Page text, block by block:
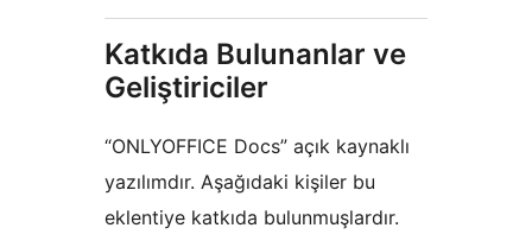
Katkıda Bulunanlar ve
Geliştiriciler
“ONLYOFFICE Docs” açık kaynaklı
yazılımdır. Aşağıdaki kişiler bu
eklentiye katkıda bulunmuşlardır.